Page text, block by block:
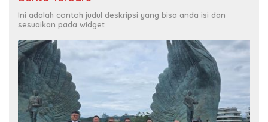
Ini adalah contoh judul deskripsi yang bisa anda isi dan
sesuaikan pada widget